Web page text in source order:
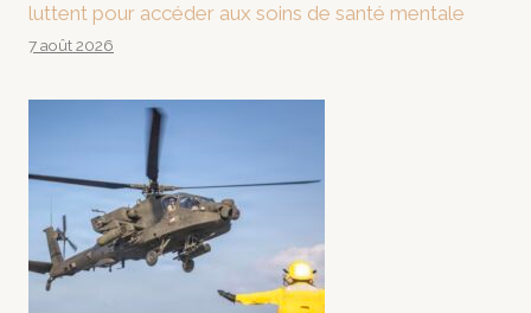
luttent pour accéder aux soins de santé mentale
7 août 2026